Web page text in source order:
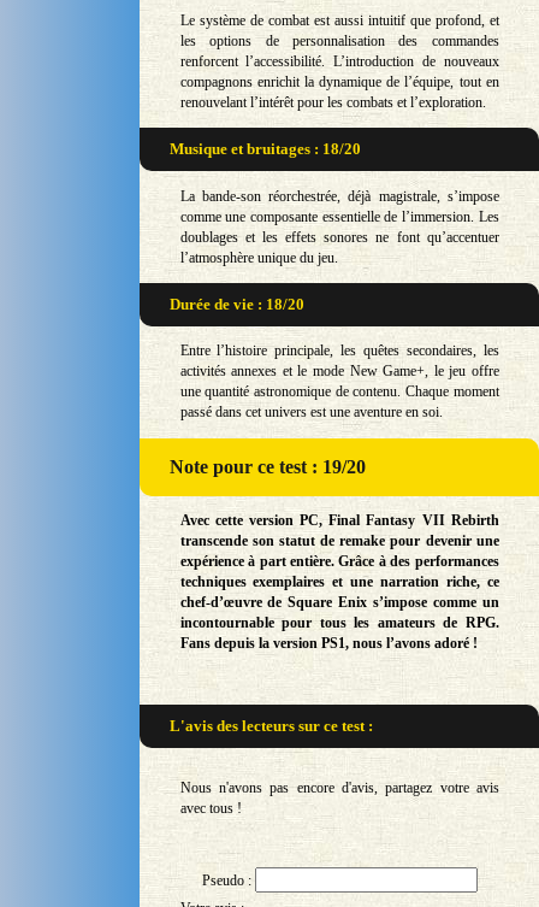
Le système de combat est aussi intuitif que profond, et
les options de personnalisation des commandes
renforcent l’accessibilité. L’introduction de nouveaux
compagnons enrichit la dynamique de l’équipe, tout en
renouvelant l’intérêt pour les combats et l’exploration.
Musique et bruitages : 18/20
La bande-son réorchestrée, déjà magistrale, s’impose
comme une composante essentielle de l’immersion. Les
doublages et les effets sonores ne font qu’accentuer
l’atmosphère unique du jeu.
Durée de vie : 18/20
Entre l’histoire principale, les quêtes secondaires, les
activités annexes et le mode New Game+, le jeu offre
une quantité astronomique de contenu. Chaque moment
passé dans cet univers est une aventure en soi.
Notepour ce test : 19/20
Avec cette version PC, Final Fantasy VII Rebirth
transcende son statut de remake pour devenir une
expérience à part entière. Grâce à des performances
techniques exemplaires et une narration riche, ce
chef-d’œuvre de Square Enix s’impose comme un
incontournable pour tous les amateurs de RPG.
Fans depuis la version PS1, nous l’avons adoré !
L'avis des lecteurs surce test :
Nous n'avons pas encore d'avis, partagez votre avis
avec tous !
Pseudo :